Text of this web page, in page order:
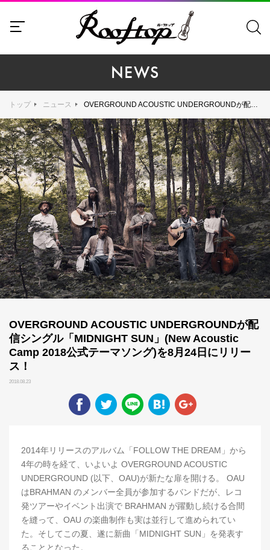
NEWS
トップ ニュース OVERGROUND ACOUSTIC UNDERGROUNDが配信シングル「MIDNIGHT SUN」(New Acoustic Camp 2018公式テーマソング)を8月24日にリリース！
OVERGROUND ACOUSTIC UNDERGROUNDが配
信シングル「MIDNIGHT SUN」(New Acoustic
Camp 2018公式テーマソング)を8月24日にリリー
ス！
2018.08.23
2014年リリースのアルバム「FOLLOW THE DREAM」から
4年の時を経て、いよいよ OVERGROUND ACOUSTIC
UNDERGROUND (以下、OAU)が新たな扉を開ける。 OAU
はBRAHMAN のメンバー全員が参加するバンドだが、レコ
発ツアーやイベント出演で BRAHMAN が躍動し続ける合間
を縫って、OAU の楽曲制作も実は並行して進められてい
た。そしてこの夏、遂に新曲「MIDNIGHT SUN」を発表す
ることとなった。